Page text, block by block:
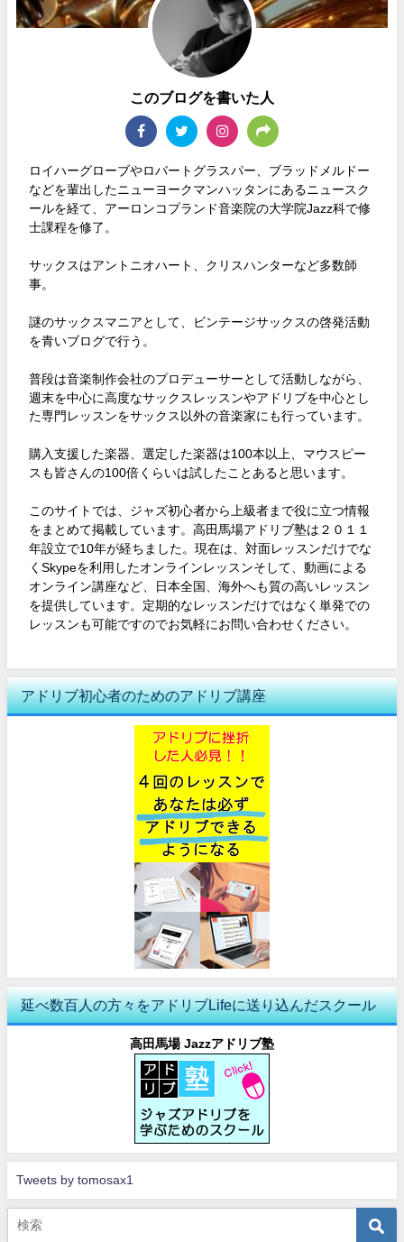
このブログを書いた人
ロイハーグローブやロバートグラスパー、ブラッドメルドー
などを輩出したニューヨークマンハッタンにあるニュースク
ールを経て、アーロンコプランド音楽院の大学院Jazz科で修
士課程を修了。
サックスはアントニオハート、クリスハンターなど多数師
事。
謎のサックスマニアとして、ビンテージサックスの啓発活動
を青いブログで行う。
普段は音楽制作会社のプロデューサーとして活動しながら、
週末を中心に高度なサックスレッスンやアドリブを中心とし
た専門レッスンをサックス以外の音楽家にも行っています。
購入支援した楽器、選定した楽器は100本以上、マウスピー
スも皆さんの100倍くらいは試したことあると思います。
このサイトでは、ジャズ初心者から上級者まで役に立つ情報
をまとめて掲載しています。高田馬場アドリブ塾は２０１１
年設立で10年が経ちました。現在は、対面レッスンだけでな
くSkypeを利用したオンラインレッスンそして、動画による
オンライン講座など、日本全国、海外へも質の高いレッスン
を提供しています。定期的なレッスンだけではなく単発での
レッスンも可能ですのでお気軽にお問い合わせください。
アドリブ初心者のためのアドリブ講座
延べ数百人の方々をアドリブLifeに送り込んだスクール
高田馬場 Jazzアドリブ塾
Tweets by tomosax1